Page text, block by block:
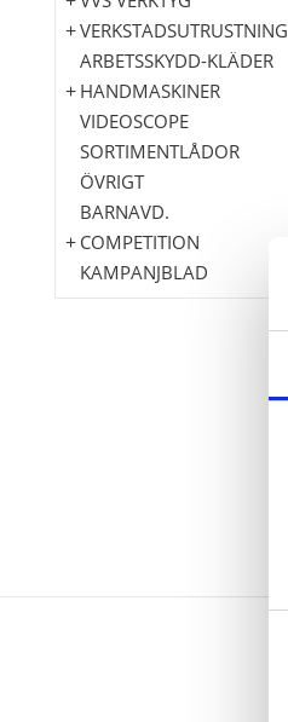
VERKSTADSUTRUSTNING
ARBETSSKYDD-KLÄDER
HANDMASKINER
VIDEOSCOPE
SORTIMENTLÅDOR
ÖVRIGT
BARNAVD.
COMPETITION
KAMPANJBLAD